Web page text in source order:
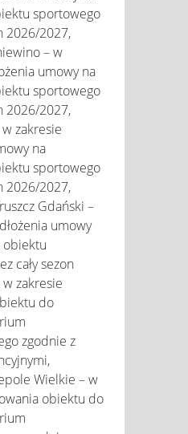
sportowego
2026/2027,
– w
umowy na
sportowego
2026/2027,
w zakresie
na
sportowego
2026/2027,
Gdański –
umowy
obiektu
cały sezon
zakresie
do
zgodnie z
Wielkie – w
obiektu do